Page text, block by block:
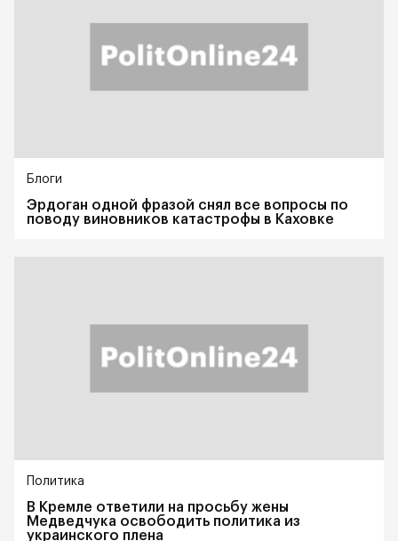
Блоги
Эрдоган одной фразой снял все вопросы по
поводу виновников катастрофы в Каховке
Политика
В Кремле ответили на просьбу жены
Медведчука освободить политика из
украинского плена